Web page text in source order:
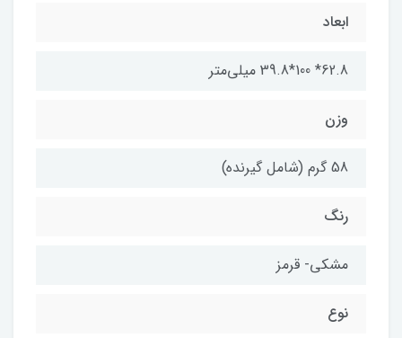
ابعاد
62.8* 100*39.8 میلی‌متر
وزن
58 گرم (شامل گیرنده)
رنگ
مشکی- قرمز
نوع